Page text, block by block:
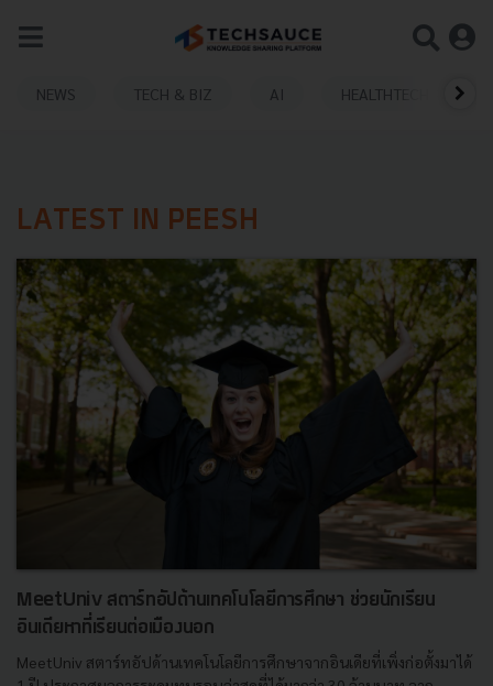
NEWS TECH & BIZ AI HEALTHTECH
LATEST IN PEESH
MeetUniv สตาร์ทอัปด้านเทคโนโลยีการศึกษา ช่วยนักเรียน
อินเดียหาที่เรียนต่อเมืองนอก
MeetUniv สตาร์ทอัปด้านเทคโนโลยีการศึกษาจากอินเดียที่เพิ่งก่อตั้งมาได้